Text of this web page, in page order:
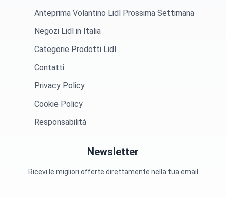
Anteprima Volantino Lidl Prossima Settimana
Negozi Lidl in Italia
Categorie Prodotti Lidl
Contatti
Privacy Policy
Cookie Policy
Responsabilità
Newsletter
Ricevi le migliori offerte direttamente nella tua email